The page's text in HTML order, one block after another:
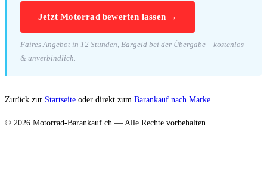
Jetzt Motorrad bewerten lassen →
Faires Angebot in 12 Stunden, Bargeld bei der Übergabe – kostenlos
& unverbindlich.
Zurück zur Startseite oder direkt zum Barankauf nach Marke.
© 2026 Motorrad-Barankauf.ch — Alle Rechte vorbehalten.